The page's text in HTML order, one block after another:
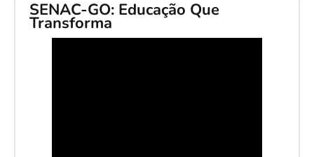
SENAC-GO: Educação Que
Transforma